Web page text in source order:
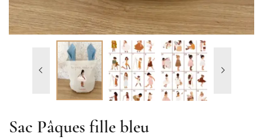
Sac Pâques fille bleu